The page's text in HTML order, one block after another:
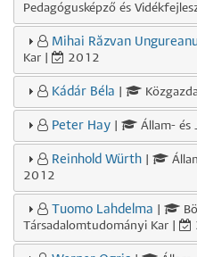
Pedagógusképző és
Mihai Răzvan
Kar |
2012
Kádár Béla
Peter Hay Állam- és
Reinhold Würth
2012
Tuomo Lahdelma
Társadalomtudományi Kar |